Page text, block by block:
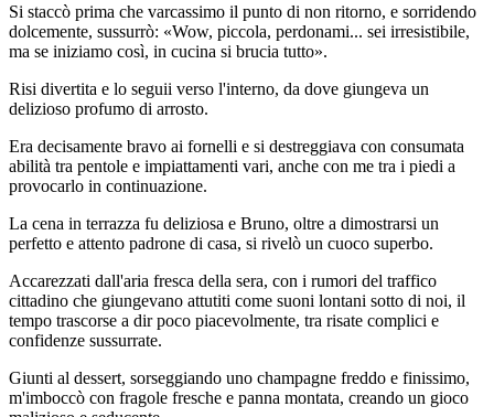
Si staccò prima che varcassimo il punto di non ritorno, e sorridendo
dolcemente, sussurrò: «Wow, piccola, perdonami... sei irresistibile,
ma se iniziamo così, in cucina si brucia tutto».
Risi divertita e lo seguii verso l'interno, da dove giungeva un
delizioso profumo di arrosto.
Era decisamente bravo ai fornelli e si destreggiava con consumata
abilità tra pentole e impiattamenti vari, anche con me tra i piedi a
provocarlo in continuazione.
La cena in terrazza fu deliziosa e Bruno, oltre a dimostrarsi un
perfetto e attento padrone di casa, si rivelò un cuoco superbo.
Accarezzati dall'aria fresca della sera, con i rumori del traffico
cittadino che giungevano attutiti come suoni lontani sotto di noi, il
tempo trascorse a dir poco piacevolmente, tra risate complici e
confidenze sussurrate.
Giunti al dessert, sorseggiando uno champagne freddo e finissimo,
m'imboccò con fragole fresche e panna montata, creando un gioco